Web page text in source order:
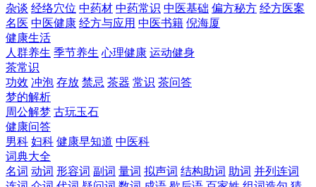
杂谈 经络穴位 中药材 中药常识 中医基础 偏方秘方 经方医案
名医 中医健康 经方与应用 中医书籍 倪海厦
健康生活
人群养生 季节养生 心理健康 运动健身
茶常识
功效 冲泡 存放 禁忌 茶器 常识 茶问答
梦的解析
周公解梦 古玩玉石
健康问答
男科 妇科 健康早知道 中医科
词典大全
名词 动词 形容词 副词 量词 拟声词 结构助词 助词 并列连词